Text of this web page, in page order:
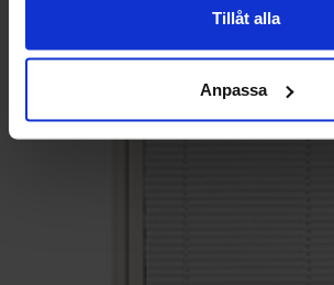
Tillåt alla
Anpassa